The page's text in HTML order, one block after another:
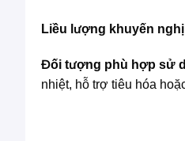
Liều lượng khuyến
Đối tượng phù hợp sử
nhiệt, hỗ trợ tiêu hóa